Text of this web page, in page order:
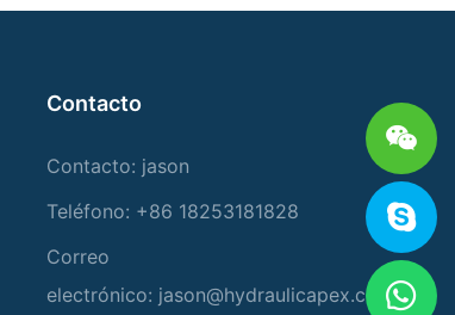
Contacto
Contacto: jason
Teléfono: +86 18253181828
Correo
electrónico: jason@hydraulicapex.com